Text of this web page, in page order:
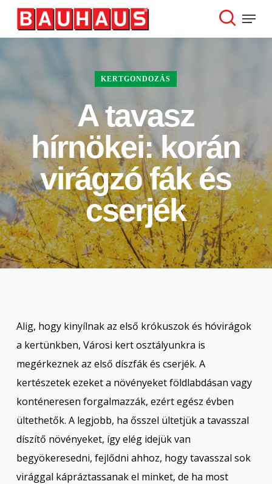
Skip
content
search
Menu
KERTGONDOZÁS
A tavasz
hírnökei: korán
virágzó fák és
cserjék
Alig, hogy kinyílnak az első krókuszok és hóvirágok
a kertünkben, Városi kert osztályunkra is
megérkeznek az első díszfák és cserjék. A
kertészetek ezeket a növényeket földlabdásan vagy
konténeresen forgalmazzák, ezért egész évben
ültethetők. A legjobb, ha ősszel ültetjük a tavasszal
díszítő növényeket, így elég idejük van
begyökeresedni, fejlődni ahhoz, hogy tavasszal sok
virággal kápráztassanak el minket, de ha most
Close